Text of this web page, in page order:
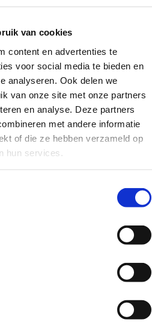
van cookies
content en advertenties te
voor social media te bieden en
analyseren. Ook delen we
van onze site met onze partners
en analyse. Deze partners
met andere informatie
of die ze hebben verzameld op
hun services.
en selectie ICT
Disclaimer